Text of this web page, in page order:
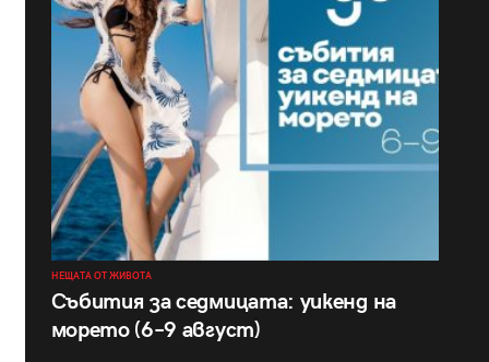
НЕЩАТА ОТ ЖИВОТА
Събития за седмицата: уикенд на
морето (6–9 август)